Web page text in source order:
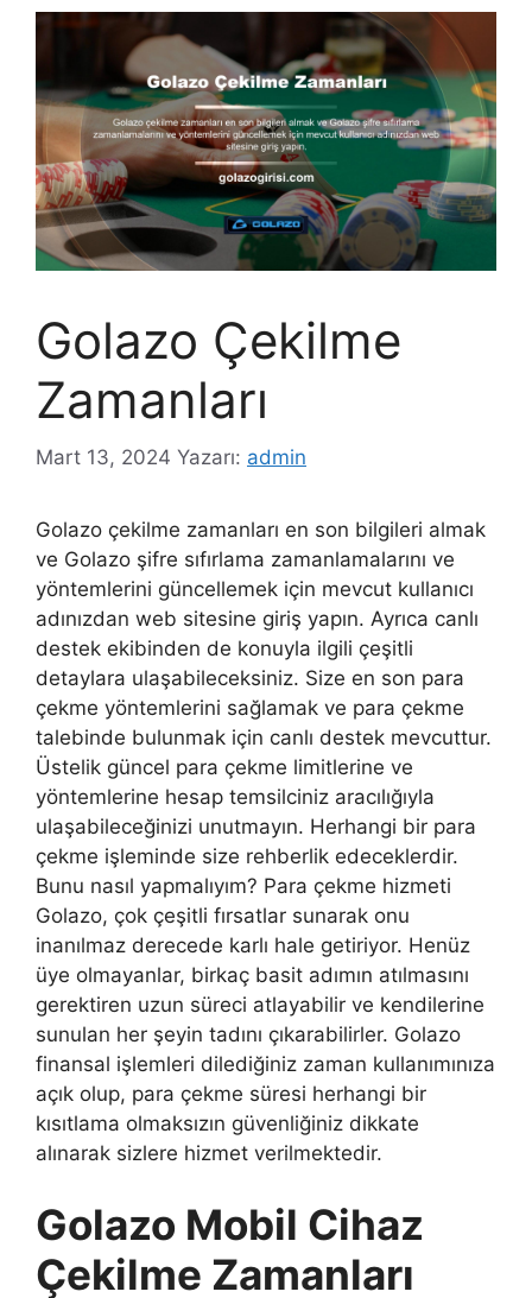
Golazo Çekilme
Zamanları
Mart 13, 2024 Yazarı: admin
Golazo çekilme zamanları en son bilgileri almak
ve Golazo şifre sıfırlama zamanlamalarını ve
yöntemlerini güncellemek için mevcut kullanıcı
adınızdan web sitesine giriş yapın. Ayrıca canlı
destek ekibinden de konuyla ilgili çeşitli
detaylara ulaşabileceksiniz. Size en son para
çekme yöntemlerini sağlamak ve para çekme
talebinde bulunmak için canlı destek mevcuttur.
Üstelik güncel para çekme limitlerine ve
yöntemlerine hesap temsilciniz aracılığıyla
ulaşabileceğinizi unutmayın. Herhangi bir para
çekme işleminde size rehberlik edeceklerdir.
Bunu nasıl yapmalıyım? Para çekme hizmeti
Golazo, çok çeşitli fırsatlar sunarak onu
inanılmaz derecede karlı hale getiriyor. Henüz
üye olmayanlar, birkaç basit adımın atılmasını
gerektiren uzun süreci atlayabilir ve kendilerine
sunulan her şeyin tadını çıkarabilirler. Golazo
finansal işlemleri dilediğiniz zaman kullanımınıza
açık olup, para çekme süresi herhangi bir
kısıtlama olmaksızın güvenliğiniz dikkate
alınarak sizlere hizmet verilmektedir.
Golazo Mobil Cihaz
Çekilme Zamanları